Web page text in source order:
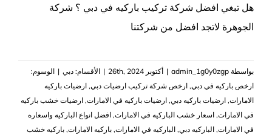
هل تبغي افضل شركة تركيب باركيه في دبي ؟ شركة
الجوهرة لاتجد افضل من شركتنا
بواسطة admin_1g0y0zgp
| أكتوبر 26th, 2024 | الأقسام: دبي | الوسوم:
ارخص باركيه في دبي, ارخص شركة تركيب ارضيات دبي, ارضيات باركيه
الامارات, ارضيات باركيه دبي, ارضيات باركيه في الامارات, ارضيات خشب باركيه
في الامارات, اسعار خشب الباركيه في الامارات, افضل انواع الباركيه واسعاره
في الامارات, الباركيه دبي, الباركيه في الامارات, باركيه الامارات, باركيه خشب